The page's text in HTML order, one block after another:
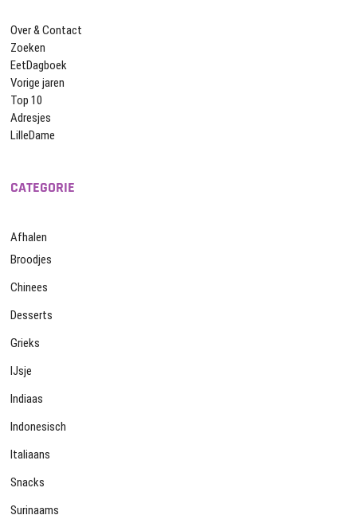
Over & Contact
Zoeken
EetDagboek
Vorige jaren
Top 10
Adresjes
LilleDame
CATEGORIE
Afhalen
Broodjes
Chinees
Desserts
Grieks
IJsje
Indiaas
Indonesisch
Italiaans
Snacks
Surinaams